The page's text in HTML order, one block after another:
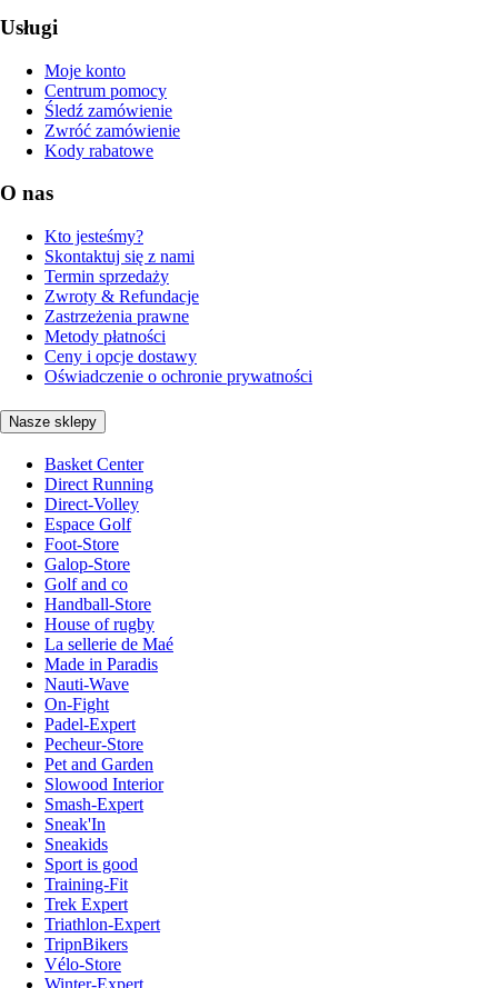
Usługi
Moje konto
Centrum pomocy
Śledź zamówienie
Zwróć zamówienie
Kody rabatowe
O nas
Kto jesteśmy?
Skontaktuj się z nami
Termin sprzedaży
Zwroty & Refundacje
Zastrzeżenia prawne
Metody płatności
Ceny i opcje dostawy
Oświadczenie o ochronie prywatności
Nasze sklepy
Basket Center
Direct Running
Direct-Volley
Espace Golf
Foot-Store
Galop-Store
Golf and co
Handball-Store
House of rugby
La sellerie de Maé
Made in Paradis
Nauti-Wave
On-Fight
Padel-Expert
Pecheur-Store
Pet and Garden
Slowood Interior
Smash-Expert
Sneak'In
Sneakids
Sport is good
Training-Fit
Trek Expert
Triathlon-Expert
TripnBikers
Vélo-Store
Winter-Expert